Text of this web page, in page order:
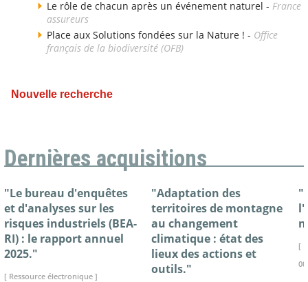
Le rôle de chacun après un événement naturel - France
assureurs
Place aux Solutions fondées sur la Nature ! - Office
français de la biodiversité (OFB)
Nouvelle recherche
Dernières acquisitions
"Le bureau d'enquêtes
et d'analyses sur les
risques industriels (BEA-
RI) : le rapport annuel
2025."
[ Ressource électronique ]
"Adaptation des
territoires de montagne
au changement
climatique : état des
lieux des actions et
outils."
[